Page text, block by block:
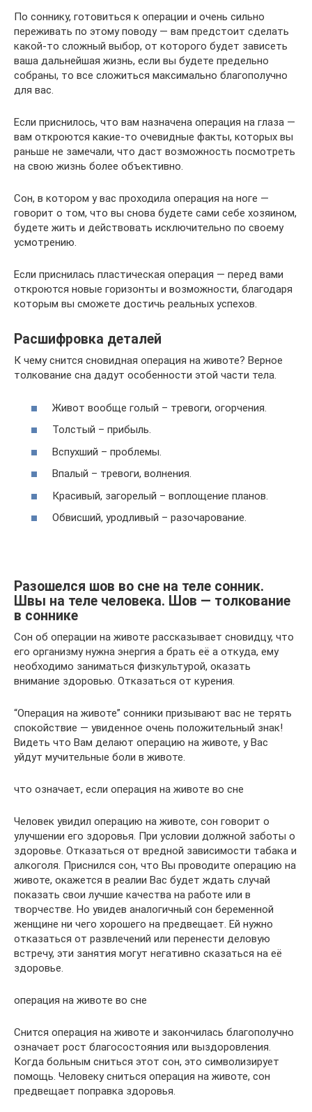
По соннику, готовиться к операции и очень сильно
переживать по этому поводу — вам предстоит сделать
какой-то сложный выбор, от которого будет зависеть
ваша дальнейшая жизнь, если вы будете предельно
собраны, то все сложиться максимально благополучно
для вас.
Если приснилось, что вам назначена операция на глаза —
вам откроются какие-то очевидные факты, которых вы
раньше не замечали, что даст возможность посмотреть
на свою жизнь более объективно.
Сон, в котором у вас проходила операция на ноге —
говорит о том, что вы снова будете сами себе хозяином,
будете жить и действовать исключительно по своему
усмотрению.
Если приснилась пластическая операция — перед вами
откроются новые горизонты и возможности, благодаря
которым вы сможете достичь реальных успехов.
Расшифровка деталей
К чему снится сновидная операция на животе? Верное
толкование сна дадут особенности этой части тела.
Живот вообще голый – тревоги, огорчения.
Толстый – прибыль.
Вспухший – проблемы.
Впалый – тревоги, волнения.
Красивый, загорелый – воплощение планов.
Обвисший, уродливый – разочарование.
Разошелся шов во сне на теле сонник.
Швы на теле человека. Шов — толкование
в соннике
Сон об операции на животе рассказывает сновидцу, что
его организму нужна энергия а брать её а откуда, ему
необходимо заниматься физкультурой, оказать
внимание здоровью. Отказаться от курения.
“Операция на животе” сонники призывают вас не терять
спокойствие — увиденное очень положительный знак!
Видеть что Вам делают операцию на животе, у Вас
уйдут мучительные боли в животе.
что означает, если операция на животе во сне
Человек увидил операцию на животе, сон говорит о
улучшении его здоровья. При условии должной заботы о
здоровье. Отказаться от вредной зависимости табака и
алкоголя. Приснился сон, что Вы проводите операцию на
животе, окажется в реалии Вас будет ждать случай
показать свои лучшие качества на работе или в
творчестве. Но увидев аналогичный сон беременной
женщине ни чего хорошего на предвещает. Ей нужно
отказаться от развлечений или перенести деловую
встречу, эти занятия могут негативно сказаться на её
здоровье.
операция на животе во сне
Снится операция на животе и закончилась благополучно
означает рост благосостояния или выздоровления.
Когда больным сниться этот сон, это символизирует
помощь. Человеку сниться операция на животе, сон
предвещает поправка здоровья.